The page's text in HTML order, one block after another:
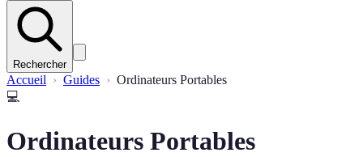
Rechercher
Accueil Guides
Ordinateurs Portables
💻
Ordinateurs Portables